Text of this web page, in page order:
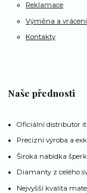
Reklamace
Výměna a
Kontakty
Naše přednosti
Oficiální distributor
Precizní výroba a
Široká nabídka
Diamanty z celého
Nejvyšší kvalita